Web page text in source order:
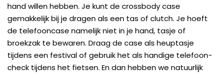
hand willen hebben. Je kunt de crossbody case
gemakkelijk bij je dragen als een tas of clutch. Je hoeft
de telefooncase namelijk niet in je hand, tasje of
broekzak te bewaren. Draag de case als heuptasje
tijdens een festival of gebruik het als handige telefoon-
check tijdens het fietsen. En dan hebben we natuurlijk